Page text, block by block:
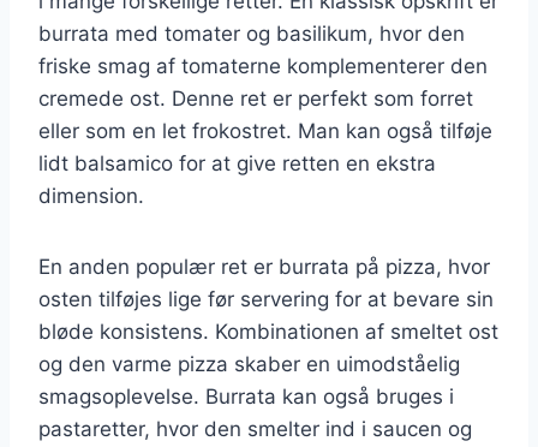
burrata med tomater og basilikum, hvor den
friske smag af tomaterne komplementerer den
cremede ost. Denne ret er perfekt som forret
eller som en let frokostret. Man kan også tilføje
lidt balsamico for at give retten en ekstra
dimension.
En anden populær ret er burrata på pizza, hvor
osten tilføjes lige før servering for at bevare sin
bløde konsistens. Kombinationen af smeltet ost
og den varme pizza skaber en uimodståelig
smagsoplevelse. Burrata kan også bruges i
pastaretter, hvor den smelter ind i saucen og